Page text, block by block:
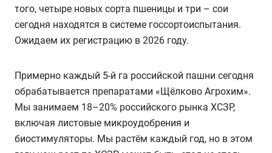
того, четыре новых сорта пшеницы и три – сои
сегодня находятся в системе госсортоиспытания.
Ожидаем их регистрацию в 2026 году.
Примерно каждый 5-й га российской пашни сегодня
обрабатывается препаратами «Щёлково Агрохим».
Мы занимаем 18–20% российского рынка ХСЗР,
включая листовые микроудобрения и
биостимуляторы. Мы растём каждый год, но в этом